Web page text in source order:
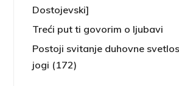
Dostojevski]
Treći put ti govorim o ljubavi
Postoji svitanje duhovne
jogi (172)